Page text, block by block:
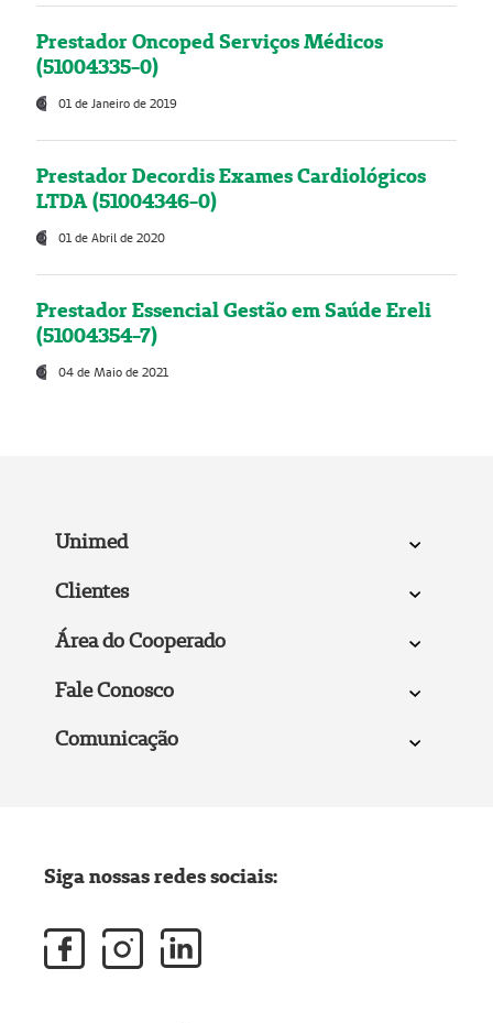
Prestador Oncoped Serviços Médicos
(51004335-0)
01 de Janeiro de 2019
Prestador Decordis Exames Cardiológicos
LTDA (51004346-0)
01 de Abril de 2020
Prestador Essencial Gestão em Saúde Ereli
(51004354-7)
04 de Maio de 2021
Unimed
Clientes
Área do Cooperado
Fale Conosco
Comunicação
Siga nossas redes sociais: